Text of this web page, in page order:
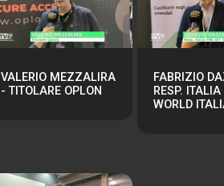
VALERIO MEZZALIRA
- TITOLARE OPLON
FABRIZIO
RESP.
WORLD